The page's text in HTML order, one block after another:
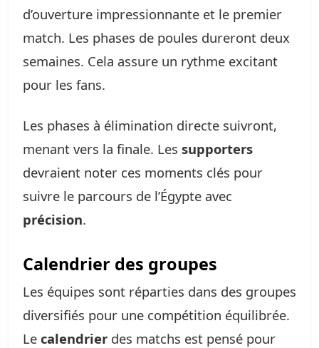
d’ouverture impressionnante et le premier
match. Les phases de poules dureront deux
semaines. Cela assure un rythme excitant
pour les fans.
Les phases à élimination directe suivront,
menant vers la finale. Les supporters
devraient noter ces moments clés pour
suivre le parcours de l’Égypte avec
précision.
Calendrier des groupes
Les équipes sont réparties dans des groupes
diversifiés pour une compétition équilibrée.
Le calendrier des matchs est pensé pour